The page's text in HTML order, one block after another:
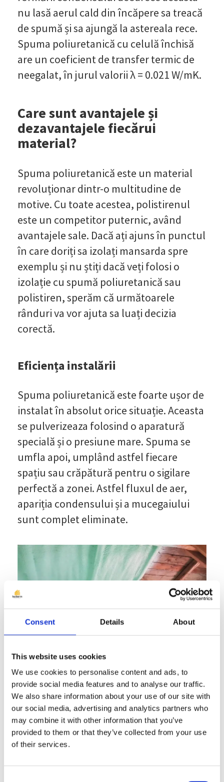
Consent Details About
This website uses cookies
We use cookies to personalise content and ads, to
provide social media features and to analyse our traffic.
We also share information about your use of our site with
our social media, advertising and analytics partners who
may combine it with other information that you’ve
provided to them or that they’ve collected from your use
of their services.
nu lasă aerul cald din încăpere sa treacă
de spumă și sa ajungă la astereala rece.
Spuma poliuretanică cu celulă închisă
are un coeficient de transfer termic de
neegalat, în jurul valorii λ = 0.021 W/mK.
Care sunt avantajele și
dezavantajele fiecărui
material?
Spuma poliuretanică este un material
revoluționar dintr-o multitudine de
motive. Cu toate acestea, polistirenul
este un competitor puternic, având
avantajele sale. Dacă ați ajuns în punctul
în care doriți sa izolați mansarda spre
exemplu și nu știți dacă veți folosi o
izolație cu spumă poliuretanică sau
polistiren, sperăm că următoarele
rânduri va vor ajuta sa luați decizia
corectă.
Eficiența instalării
Spuma poliuretanică este foarte ușor de
instalat în absolut orice situație. Aceasta
se pulverizeaza folosind o aparatură
specială și o presiune mare. Spuma se
umfla apoi, umplând astfel fiecare
spațiu sau crăpătură pentru o sigilare
perfectă a zonei. Astfel fluxul de aer,
apariția condensului și a mucegaiului
sunt complet eliminate.
Trebuie să aveți grijă însă cu cine faceți
lucrarea, întrucât o aplicare incorectă
poate duce la crăparea sau desprinderea
spumei. Echipele de aplicatori Isoterm®
au o vastă experiență în domeniu pentru